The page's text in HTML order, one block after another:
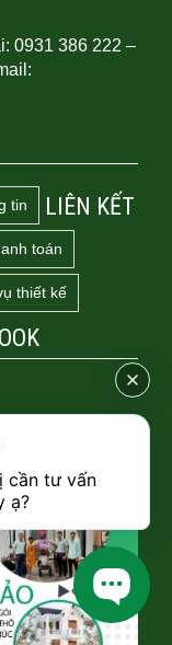
0931 386 222 –
tin
toán
thiết kế
LIÊN KẾT
cần tư vấn
ạ?